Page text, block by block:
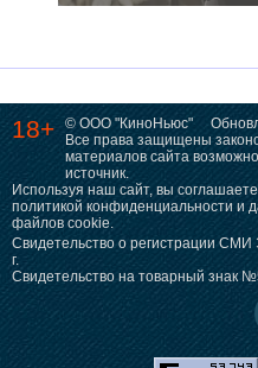
18+ © ООО "КиноНьюс"
Все права защищены
материалов сайта
источник.
Используя наш сайт, вы
политикой конфиденциальности и
файлов cookie.
Свидетельство о регистрации
г.
Свидетельство на товарный знак